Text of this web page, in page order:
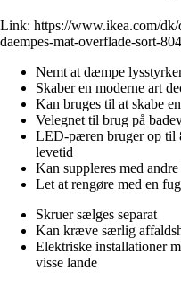
Link: https://www.ikea.com/dk/
daempes-mat-overflade-sort-
Nemt at dæmpe
Skaber en moderne art
Kan bruges til at skabe
Velegnet til brug på
LED-pæren bruger op til
levetid
Kan suppleres med
Let at rengøre med en
Skruer sælges separat
Kan kræve særlig
Elektriske installationer
visse lande